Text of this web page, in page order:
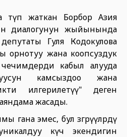
өтүп жаткан Борбор Азия
диалогунун жыйынында
Гуля Кодокулова
орнотуу жана коопсуздук
кабыл алууда
камсыздоо жана
илгерилетүү" деген
жасады.
эмес, бул өзгөрүүлөрдү
күч экендигин